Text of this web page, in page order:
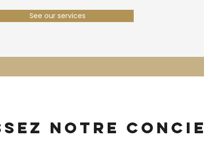
See our services
notre